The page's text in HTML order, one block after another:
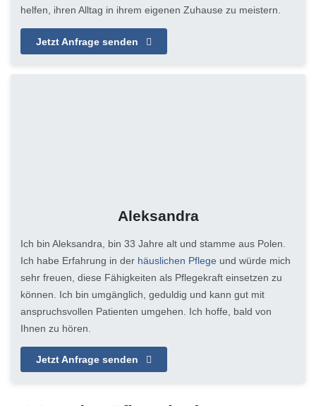
helfen, ihren Alltag in ihrem eigenen Zuhause zu meistern.
Jetzt Anfrage senden
Aleksandra
Ich bin Aleksandra, bin 33 Jahre alt und stamme aus Polen.
Ich habe Erfahrung in der häuslichen Pflege und würde mich
sehr freuen, diese Fähigkeiten als Pflegekraft einsetzen zu
können. Ich bin umgänglich, geduldig und kann gut mit
anspruchsvollen Patienten umgehen. Ich hoffe, bald von
Ihnen zu hören.
Jetzt Anfrage senden